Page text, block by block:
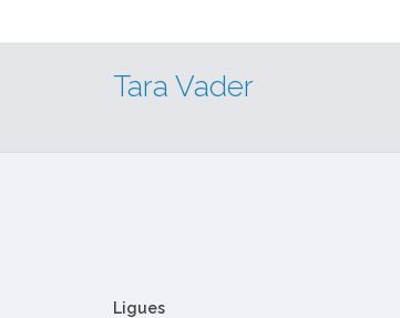
Tara Vader
Ligues